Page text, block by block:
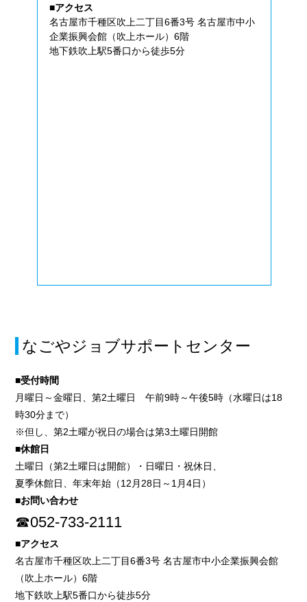
■アクセス
名古屋市千種区吹上二丁目6番3号 名古屋市中小
企業振興会館（吹上ホール）6階
地下鉄吹上駅5番口から徒歩5分
なごやジョブサポートセンター
■受付時間
月曜日～金曜日、第2土曜日 午前9時～午後5時（水曜日は18
時30分まで）
※但し、第2土曜が祝日の場合は第3土曜日開館
■休館日
土曜日（第2土曜日は開館）・日曜日・祝休日、
夏季休館日、年末年始（12月28日～1月4日）
■お問い合わせ
☎052-733-2111
■アクセス
名古屋市千種区吹上二丁目6番3号 名古屋市中小企業振興会館
（吹上ホール）6階
地下鉄吹上駅5番口から徒歩5分